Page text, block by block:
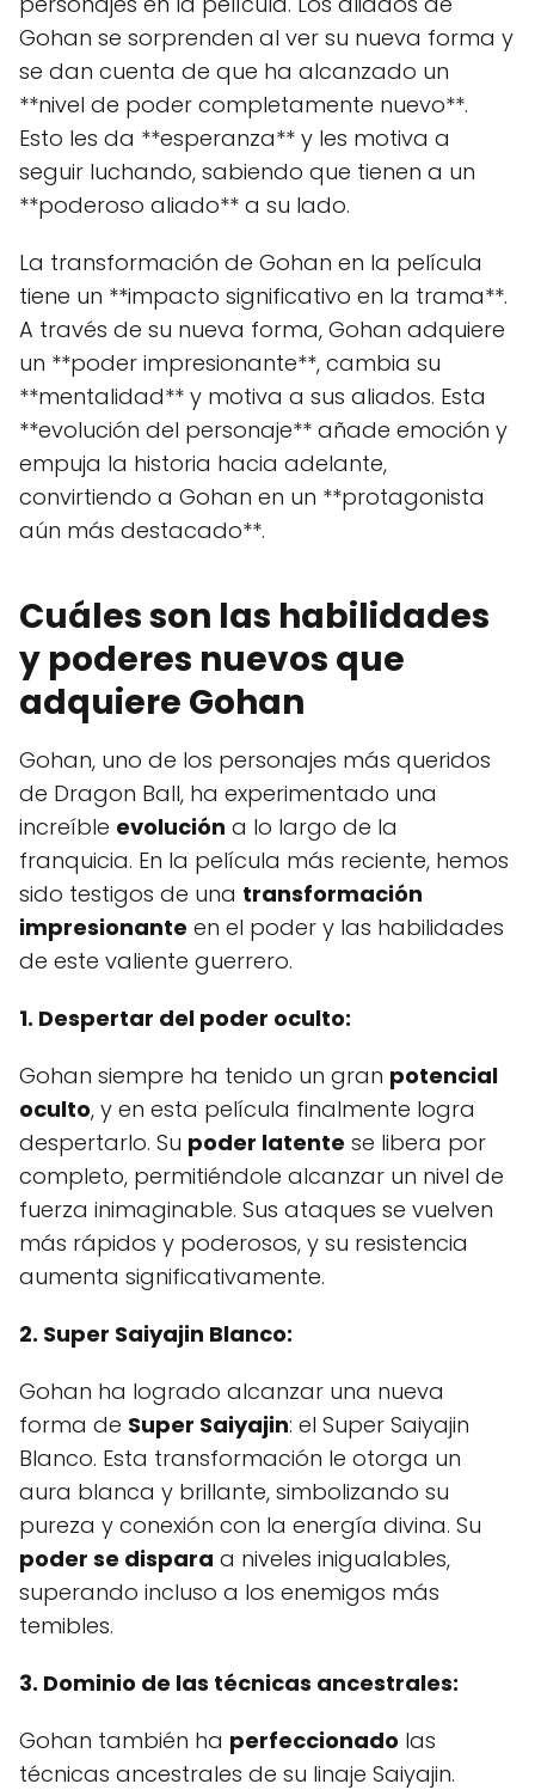
Gohan se sorprenden al ver su nueva forma y
se dan cuenta de que ha alcanzado un
**nivel de poder completamente nuevo**.
Esto les da **esperanza** y les motiva a
seguir luchando, sabiendo que tienen a un
**poderoso aliado** a su lado.
La transformación de Gohan en la película
tiene un **impacto significativo en la trama**.
A través de su nueva forma, Gohan adquiere
un **poder impresionante**, cambia su
**mentalidad** y motiva a sus aliados. Esta
**evolución del personaje** añade emoción y
empuja la historia hacia adelante,
convirtiendo a Gohan en un **protagonista
aún más destacado**.
Cuáles son las habilidades
y poderes nuevos que
adquiere Gohan
Gohan, uno de los personajes más queridos
de Dragon Ball, ha experimentado una
increíble evolución a lo largo de la
franquicia. En la película más reciente, hemos
sido testigos de una transformación
impresionante en el poder y las habilidades
de este valiente guerrero.
1. Despertar del poder oculto:
Gohan siempre ha tenido un gran potencial
oculto, y en esta película finalmente logra
despertarlo. Su poder latente se libera por
completo, permitiéndole alcanzar un nivel de
fuerza inimaginable. Sus ataques se vuelven
más rápidos y poderosos, y su resistencia
aumenta significativamente.
2. Super Saiyajin Blanco:
Gohan ha logrado alcanzar una nueva
forma de Super Saiyajin: el Super Saiyajin
Blanco. Esta transformación le otorga un
aura blanca y brillante, simbolizando su
pureza y conexión con la energía divina. Su
poder se dispara a niveles inigualables,
superando incluso a los enemigos más
temibles.
3. Dominio de las técnicas ancestrales:
Gohan también ha perfeccionado las
técnicas ancestrales de su linaje Saiyajin.